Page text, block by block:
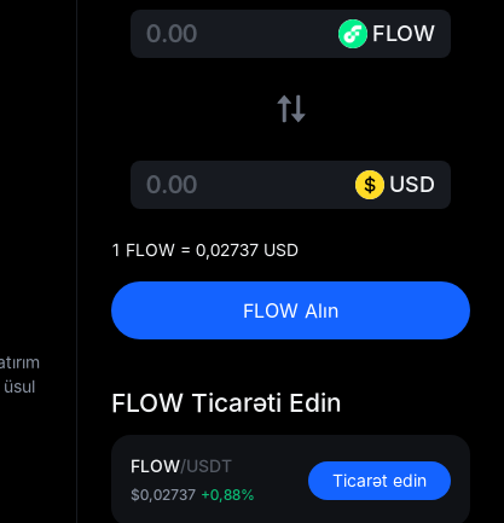
FLOW
USD
1 FLOW = 0,02737 USD
FLOW Alın
FLOW Ticarəti Edin
FLOW/USDT
$0,02737 +0,88%
Ticarət edin